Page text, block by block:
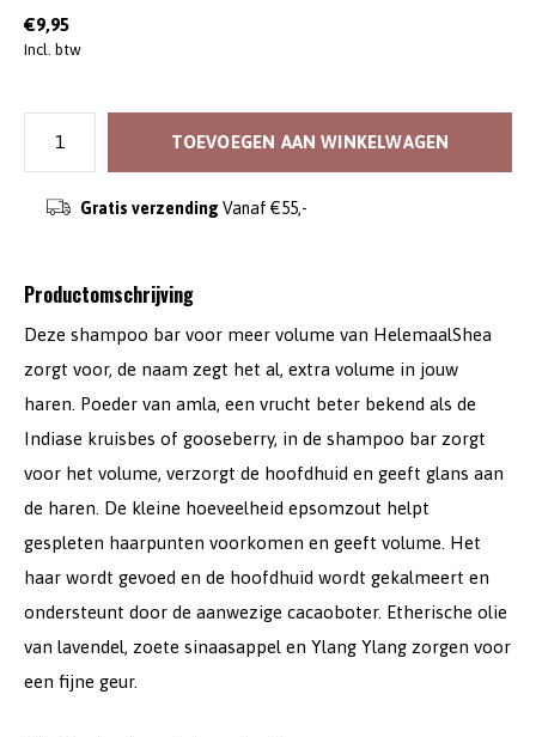
€9,95
Incl. btw
TOEVOEGEN AAN WINKELWAGEN
Gratis verzending Vanaf €55,-
Productomschrijving
Deze shampoo bar voor meer volume van HelemaalShea
zorgt voor, de naam zegt het al, extra volume in jouw
haren. Poeder van amla, een vrucht beter bekend als de
Indiase kruisbes of gooseberry, in de shampoo bar zorgt
voor het volume, verzorgt de hoofdhuid en geeft glans aan
de haren. De kleine hoeveelheid epsomzout helpt
gespleten haarpunten voorkomen en geeft volume. Het
haar wordt gevoed en de hoofdhuid wordt gekalmeert en
ondersteunt door de aanwezige cacaoboter. Etherische olie
van lavendel, zoete sinaasappel en Ylang Ylang zorgen voor
een fijne geur.